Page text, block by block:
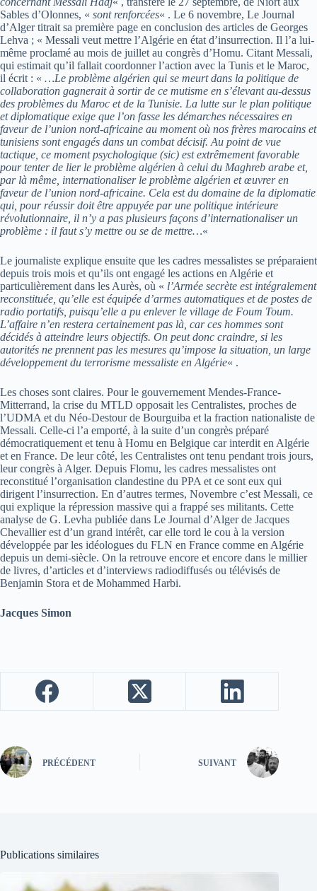
Sables d’Olonnes, « sont renforcées« . Le 6 novembre, Le Journal
d’Alger titrait sa première page en conclusion des articles de Georges
Lehva ; « Messali veut mettre l’Algérie en état d’insurrection. Il l’a lui-
même proclamé au mois de juillet au congrès d’Homu. Citant Messali,
qui estimait qu’il fallait coordonner l’action avec la Tunis et le Maroc,
il écrit : « …Le problème algérien qui se meurt dans la politique de
collaboration gagnerait à sortir de ce mutisme en s’élevant au-dessus
des problèmes du Maroc et de la Tunisie. La lutte sur le plan politique
et diplomatique exige que l’on fasse les démarches nécessaires en
faveur de l’union nord-africaine au moment où nos frères marocains et
tunisiens sont engagés dans un combat décisif. Au point de vue
tactique, ce moment psychologique (sic) est extrêmement favorable
pour tenter de lier le problème algérien à celui du Maghreb arabe et,
par là même, internationaliser le problème algérien et œuvrer en
faveur de l’union nord-africaine. Cela est du domaine de la diplomatie
qui, pour réussir doit être appuyée par une politique intérieure
révolutionnaire, il n’y a pas plusieurs façons d’internationaliser un
problème : il faut s’y mettre ou se de mettre…«
Le journaliste explique ensuite que les cadres messalistes se préparaient
depuis trois mois et qu’ils ont engagé les actions en Algérie et
particulièrement dans les Aurès, où « l’Armée secrète est intégralement
reconstituée, qu’elle est équipée d’armes automatiques et de postes de
radio portatifs, puisqu’elle a pu enlever le village de Foum Toum.
L’affaire n’en restera certainement pas là, car ces hommes sont
décidés à atteindre leurs objectifs. On peut donc craindre, si les
autorités ne prennent pas les mesures qu’impose la situation, un large
développement du terrorisme messaliste en Algérie« .
Les choses sont claires. Pour le gouvernement Mendes-France-
Mitterrand, la crise du MTLD opposait les Centralistes, proches de
l’UDMA et du Néo-Destour de Bourguiba et la fraction nationaliste de
Messali. Celle-ci l’a emporté, à la suite d’un congrès préparé
démocratiquement et tenu à Homu en Belgique car interdit en Algérie
et en France. De leur côté, les Centralistes ont tenu pendant trois jours,
leur congrès à Alger. Depuis Flomu, les cadres messalistes ont
reconstitué l’organisation clandestine du PPA et ce sont eux qui
dirigent l’insurrection. En d’autres termes, Novembre c’est Messali, ce
qui explique la répression massive qui a frappé ses militants. Cette
analyse de G. Levha publiée dans Le Journal d’Alger de Jacques
Chevallier est d’un grand intérêt, car elle tord le cou à la version
développée par les idéologues du FLN en France comme en Algérie
depuis un demi-siècle. On la retrouve encore et encore dans le millier
de livres, d’articles et d’interviews radiodiffusés ou télévisés de
Benjamin Stora et de Mohammed Harbi.
Jacques Simon
PRÉCÉDENT SUIVANT
Publications similaires